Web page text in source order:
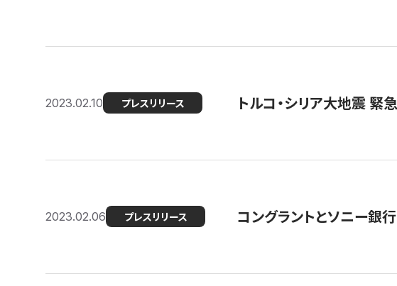
2023.02.10 プレスリリース トルコ・シリア大地震 緊
2023.02.06 プレスリリース コングラントとソニー銀